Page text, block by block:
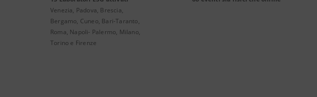
Venezia, Padova, Brescia,
Bergamo, Cuneo, Bari-Taranto,
Roma, Napoli- Palermo, Milano,
Torino e Firenze